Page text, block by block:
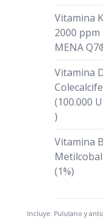
Vitamina
2000 ppm
MENA
Vitamina
(100.000
)
Vitamina
(1%)
Incluye: Pululano y